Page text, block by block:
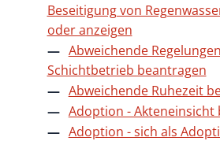
Beseitigung von
oder anzeigen
Abweichende
Schichtbetrieb beantragen
Abweichende Ruhezeit
Adoption - Akteneinsicht
Adoption - sich als